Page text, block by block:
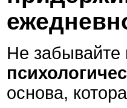
Не забывайте
основа,